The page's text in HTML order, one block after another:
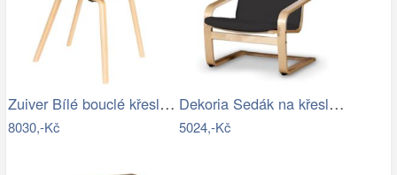
Zuiver Bílé bouclé křeslo FLEXBACK
8030,-Kč
Dekoria Sedák na křeslo IKEA Poäng II,…
5024,-Kč